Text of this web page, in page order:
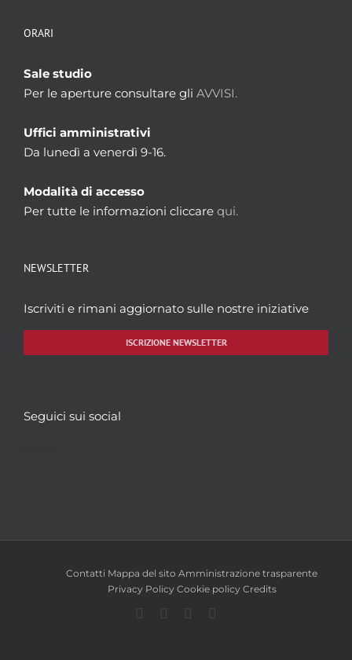
ORARI
Sale studio
Per le aperture consultare gli AVVISI.
Uffici amministrativi
Da lunedì a venerdì 9-16.
Modalità di accesso
Per tutte le informazioni cliccare qui.
NEWSLETTER
Iscriviti e rimani aggiornato sulle nostre iniziative
ISCRIZIONE NEWSLETTER
Seguici sui social
Contatti Mappa del sito Amministrazione trasparente
Privacy Policy Cookie policy Credits
Facebook
TwitterYouTube